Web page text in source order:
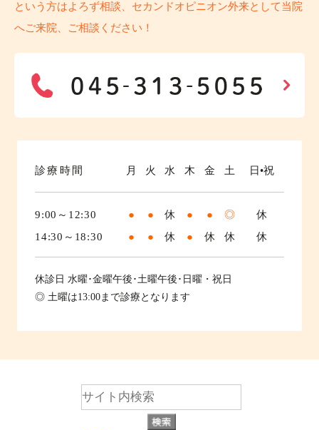
という方はよろず相談、セカンドオピニオン外来として当院
へご来院、ご相談ください！
診療時間 月 火 水 木 金 土 日•祝
9:00～12:30 ● ● 休 ● ● ◎
休
14:30～18:30
● ● 休 ● 休 休 休
休診日 水曜･金曜午後･土曜午後･日曜・祝日
◎ 土曜は13:00まで診療となります